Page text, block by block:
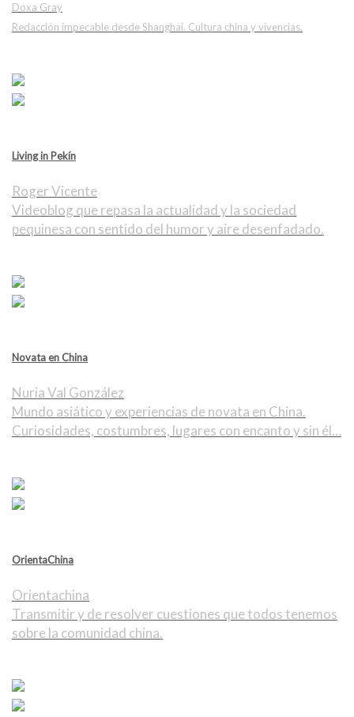
Doxa Gray
Redacción impecable desde Shanghai. Cultura china y vivencias.
Living in Pekín
Roger Vicente
Videoblog que repasa la actualidad y la sociedad
pequinesa con sentido del humor y aire desenfadado.
Novata en China
Nuria Val González
Mundo asiático y experiencias de novata en China.
Curiosidades, costumbres, lugares con encanto y sin él…
OrientaChina
Orientachina
Transmitir y de resolver cuestiones que todos tenemos
sobre la comunidad china.